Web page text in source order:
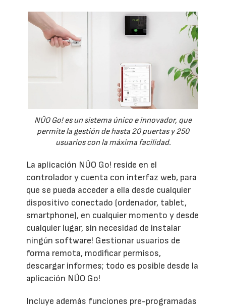
NÜO Go! es un sistema único e innovador, que
permite la gestión de hasta 20 puertas y 250
usuarios con la máxima facilidad.
La aplicación NÜO Go! reside en el
controlador y cuenta con interfaz web, para
que se pueda acceder a ella desde cualquier
dispositivo conectado (ordenador, tablet,
smartphone), en cualquier momento y desde
cualquier lugar, sin necesidad de instalar
ningún software! Gestionar usuarios de
forma remota, modificar permisos,
descargar informes; todo es posible desde la
aplicación NÜO Go!
Incluye además funciones pre-programadas